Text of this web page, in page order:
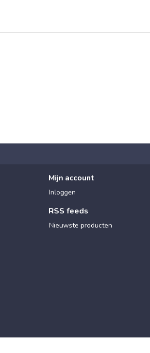
Mijn account
Inloggen
RSS feeds
Nieuwste producten